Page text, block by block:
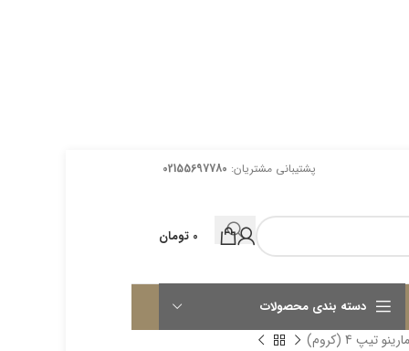
پشتیبانی مشتریان: 02155697780
0 تومان
دسته بندی محصولات
4 (کروم)